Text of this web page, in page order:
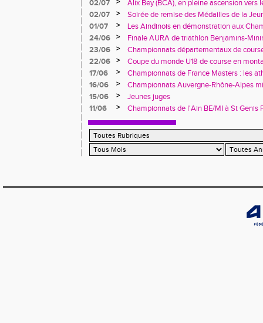
02/07
Alix Bey (BCA), en pleine ascension vers
02/07
>
Soirée de remise des Médailles de la
l'Engagement Associatif
01/07 >
Les Aindinois en démonstration aux
Rhône-Alpes avant les France
24/06 >
Finale AURA de triathlon Benjamins-
23/06
>
Championnats départementaux de
22/06
>
Coupe du monde U18 de course en
(Italie).
17/06 >
Championnats de France Masters : les
brillent à Épinal
16/06 >
Championnats Auvergne-Rhône-Alpes
Pontcharra avec sept titres régionaux
15/06 >
Jeunes juges
11/06
> Championnats de l'Ain BE/MI à St Genis